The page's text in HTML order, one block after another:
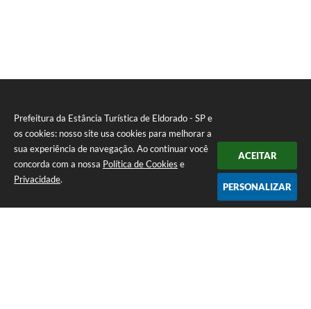
Prefeitura da Estância Turística de Eldorado - SP e
os cookies: nosso site usa cookies para melhorar a
sua experiência de navegação. Ao continuar você
concorda com a nossa Política de Cookies e
Privacidade.
ACEITAR
PERSONALIZAR